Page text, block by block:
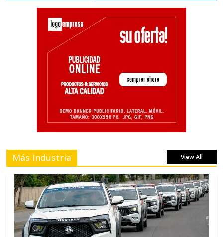
Más Industria View All